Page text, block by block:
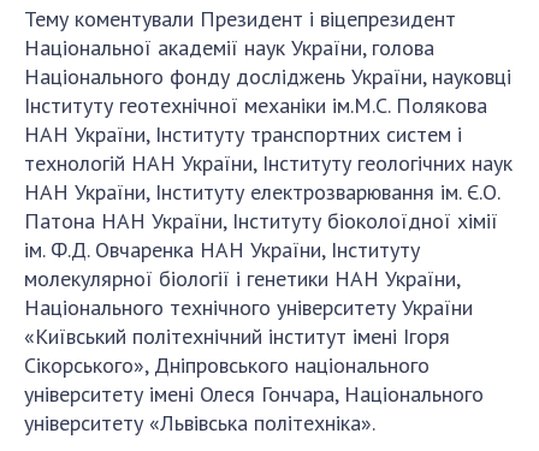
Державний бюджет НАН України
Вибори до складу НАН України
Бланки документів
НОВИНИ
ЗАСІДАННЯ ПРЕЗИДІЇ НАН УКРАЇНИ
НАУКОВІ ВИДАННЯ
МЕДІА ПРО НАС
АКАДЕМІЯ КОМЕНТУЄ
КОНТАКТИ
ПРОФСПІЛКА НАН УКРАЇНИ
Тему коментували Президент і віцепрезидент
Національної академії наук України, голова
Національного фонду досліджень України, науковці
Інституту геотехнічної механіки ім.М.С. Полякова
НАН України, Інституту транспортних систем і
технологій НАН України, Інституту геологічних наук
НАН України, Інституту електрозварювання ім. Є.О.
Патона НАН України, Інституту біоколоїдної хімії
ім. Ф.Д. Овчаренка НАН України, Інституту
молекулярної біології і генетики НАН України,
Національного технічного університету України
«Київський політехнічний інститут імені Ігоря
Сікорського», Дніпровського національного
університету імені Олеся Гончара, Національного
університету «Львівська політехніка».